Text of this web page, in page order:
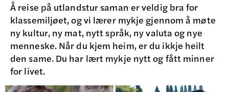
Å reise på utlandstur saman er veldig bra for
klassemiljøet, og vi lærer mykje gjennom å møte
ny kultur, ny mat, nytt språk, ny valuta og nye
menneske. Når du kjem heim, er du ikkje heilt
den same. Du har lært mykje nytt og fått minner
for livet.